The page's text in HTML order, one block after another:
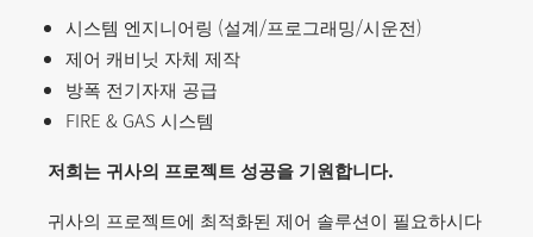
시스템 엔지니어링 (설계/프로그래밍/시운전)
제어 캐비닛 자체 제작
방폭 전기자재 공급
FIRE & GAS 시스템
저희는 귀사의 프로젝트 성공을 기원합니다.
귀사의 프로젝트에 최적화된 제어 솔루션이 필요하시다